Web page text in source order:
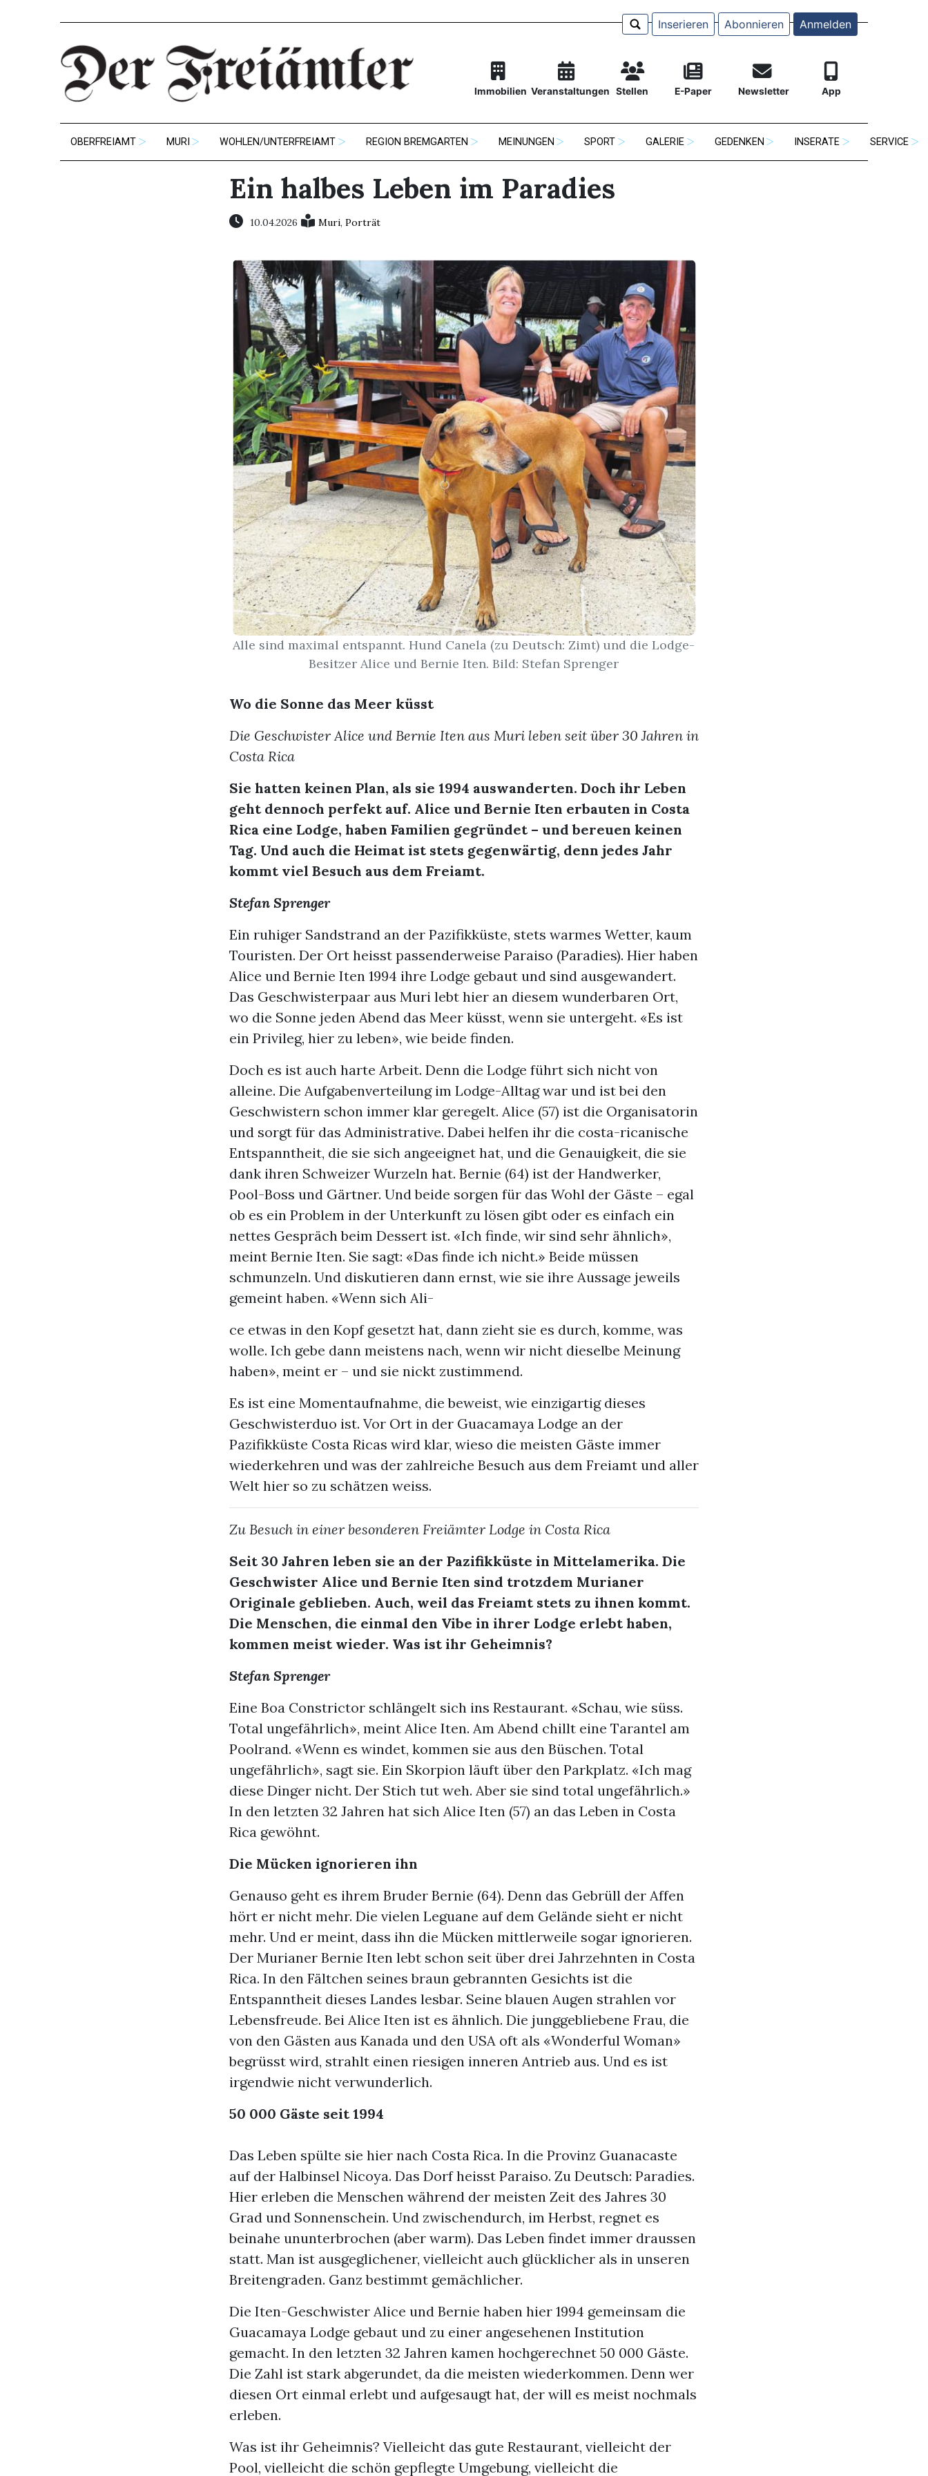
Inserieren Abonnieren Anmelden
Immobilien Veranstaltungen Stellen E-Paper Newsletter App
OBERFREIAMT MURI WOHLEN/UNTERFREIAMT REGION BREMGARTEN MEINUNGEN SPORT GALERIE GEDENKEN INSERATE SERVICE
Ein halbes Leben im Paradies
10.04.2026 Muri, Porträt
Alle sind maximal entspannt. Hund Canela (zu Deutsch: Zimt) und die Lodge-
Besitzer Alice und Bernie Iten. Bild: Stefan Sprenger
Wo die Sonne das Meer küsst
Die Geschwister Alice und Bernie Iten aus Muri leben seit über 30 Jahren in
Costa Rica
Sie hatten keinen Plan, als sie 1994 auswanderten. Doch ihr Leben
geht dennoch perfekt auf. Alice und Bernie Iten erbauten in Costa
Rica eine Lodge, haben Familien gegründet – und bereuen keinen
Tag. Und auch die Heimat ist stets gegenwärtig, denn jedes Jahr
kommt viel Besuch aus dem Freiamt.
Stefan Sprenger
Ein ruhiger Sandstrand an der Pazifikküste, stets warmes Wetter, kaum
Touristen. Der Ort heisst passenderweise Paraiso (Paradies). Hier haben
Alice und Bernie Iten 1994 ihre Lodge gebaut und sind ausgewandert.
Das Geschwisterpaar aus Muri lebt hier an diesem wunderbaren Ort,
wo die Sonne jeden Abend das Meer küsst, wenn sie untergeht. «Es ist
ein Privileg, hier zu leben», wie beide finden.
Doch es ist auch harte Arbeit. Denn die Lodge führt sich nicht von
alleine. Die Aufgabenverteilung im Lodge-Alltag war und ist bei den
Geschwistern schon immer klar geregelt. Alice (57) ist die Organisatorin
und sorgt für das Administrative. Dabei helfen ihr die costa-ricanische
Entspanntheit, die sie sich angeeignet hat, und die Genauigkeit, die sie
dank ihren Schweizer Wurzeln hat. Bernie (64) ist der Handwerker,
Pool-Boss und Gärtner. Und beide sorgen für das Wohl der Gäste – egal
ob es ein Problem in der Unterkunft zu lösen gibt oder es einfach ein
nettes Gespräch beim Dessert ist. «Ich finde, wir sind sehr ähnlich»,
meint Bernie Iten. Sie sagt: «Das finde ich nicht.» Beide müssen
schmunzeln. Und diskutieren dann ernst, wie sie ihre Aussage jeweils
gemeint haben. «Wenn sich Ali-
ce etwas in den Kopf gesetzt hat, dann zieht sie es durch, komme, was
wolle. Ich gebe dann meistens nach, wenn wir nicht dieselbe Meinung
haben», meint er – und sie nickt zustimmend.
Es ist eine Momentaufnahme, die beweist, wie einzigartig dieses
Geschwisterduo ist. Vor Ort in der Guacamaya Lodge an der
Pazifikküste Costa Ricas wird klar, wieso die meisten Gäste immer
wiederkehren und was der zahlreiche Besuch aus dem Freiamt und aller
Welt hier so zu schätzen weiss.
Zu Besuch in einer besonderen Freiämter Lodge in Costa Rica
Seit 30 Jahren leben sie an der Pazifikküste in Mittelamerika. Die
Geschwister Alice und Bernie Iten sind trotzdem Murianer
Originale geblieben. Auch, weil das Freiamt stets zu ihnen kommt.
Die Menschen, die einmal den Vibe in ihrer Lodge erlebt haben,
kommen meist wieder. Was ist ihr Geheimnis?
Stefan Sprenger
Eine Boa Constrictor schlängelt sich ins Restaurant. «Schau, wie süss.
Total ungefährlich», meint Alice Iten. Am Abend chillt eine Tarantel am
Poolrand. «Wenn es windet, kommen sie aus den Büschen. Total
ungefährlich», sagt sie. Ein Skorpion läuft über den Parkplatz. «Ich mag
diese Dinger nicht. Der Stich tut weh. Aber sie sind total ungefährlich.»
In den letzten 32 Jahren hat sich Alice Iten (57) an das Leben in Costa
Rica gewöhnt.
Die Mücken ignorieren ihn
Genauso geht es ihrem Bruder Bernie (64). Denn das Gebrüll der Affen
hört er nicht mehr. Die vielen Leguane auf dem Gelände sieht er nicht
mehr. Und er meint, dass ihn die Mücken mittlerweile sogar ignorieren.
Der Murianer Bernie Iten lebt schon seit über drei Jahrzehnten in Costa
Rica. In den Fältchen seines braun gebrannten Gesichts ist die
Entspanntheit dieses Landes lesbar. Seine blauen Augen strahlen vor
Lebensfreude. Bei Alice Iten ist es ähnlich. Die junggebliebene Frau, die
von den Gästen aus Kanada und den USA oft als «Wonderful Woman»
begrüsst wird, strahlt einen riesigen inneren Antrieb aus. Und es ist
irgendwie nicht verwunderlich.
50 000 Gäste seit 1994
Das Leben spülte sie hier nach Costa Rica. In die Provinz Guanacaste
auf der Halbinsel Nicoya. Das Dorf heisst Paraiso. Zu Deutsch: Paradies.
Hier erleben die Menschen während der meisten Zeit des Jahres 30
Grad und Sonnenschein. Und zwischendurch, im Herbst, regnet es
beinahe ununterbrochen (aber warm). Das Leben findet immer draussen
statt. Man ist ausgeglichener, vielleicht auch glücklicher als in unseren
Breitengraden. Ganz bestimmt gemächlicher.
Die Iten-Geschwister Alice und Bernie haben hier 1994 gemeinsam die
Guacamaya Lodge gebaut und zu einer angesehenen Institution
gemacht. In den letzten 32 Jahren kamen hochgerechnet 50 000 Gäste.
Die Zahl ist stark abgerundet, da die meisten wiederkommen. Denn wer
diesen Ort einmal erlebt und aufgesaugt hat, der will es meist nochmals
erleben.
Was ist ihr Geheimnis? Vielleicht das gute Restaurant, vielleicht der
Pool, vielleicht die schön gepflegte Umgebung, vielleicht die